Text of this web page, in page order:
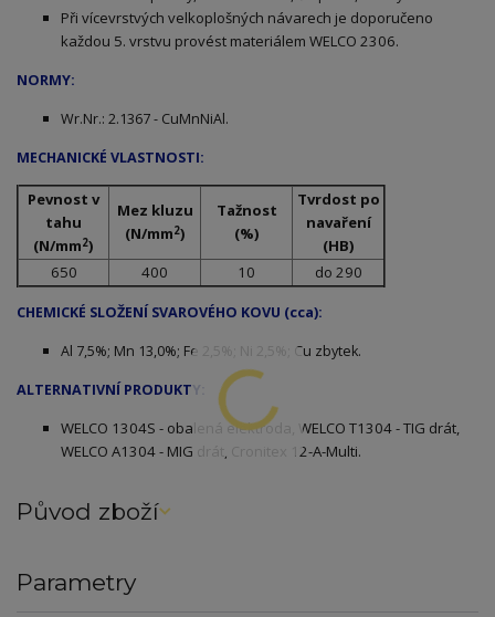
Při vícevrstvých velkoplošných návarech je doporučeno
každou 5. vrstvu provést materiálem WELCO 2306.
NORMY:
Wr.Nr.: 2.1367 - CuMnNiAl.
MECHANICKÉ VLASTNOSTI:
Pevnost v
tahu
(N/mm2)
Mez kluzu
(N/mm2)
Tažnost
(%)
Tvrdost po
navaření
(HB)
650
400 10 do 290
CHEMICKÉ SLOŽENÍ SVAROVÉHO KOVU (cca):
Al 7,5%; Mn 13,0%; Fe 2,5%; Ni 2,5%; Cu zbytek.
ALTERNATIVNÍ PRODUKTY:
WELCO 1304S - obalená elektroda, WELCO T1304 - TIG drát,
WELCO A1304 - MIG drát, Cronitex 12-A-Multi.
Původ zboží
Parametry